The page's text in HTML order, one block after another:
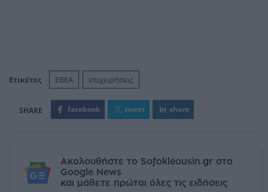
Ετικέτες ΕΒΕΑ επιχειρήσεις
facebook tweet share
Ακολουθήστε το Sofokleousin.gr στο
Google News
και μάθετε πρώτοι όλες τις ειδήσεις